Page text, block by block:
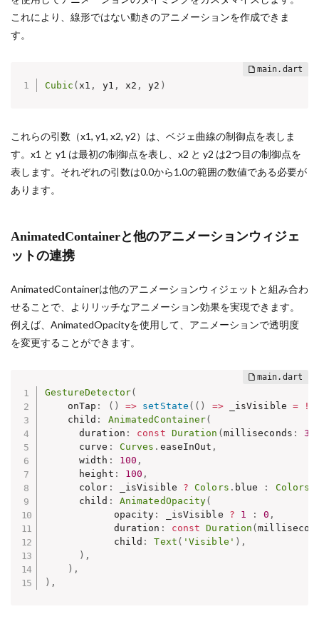
これにより、線形ではない動きのアニメーションを作成できま
す。
Cubic ( x1 , y1 , x2 , y2 )
これらの引数（x1, y1, x2, y2）は、ベジェ曲線の制御点を表しま
す。x1 と y1 は最初の制御点を表し、x2 と y2 は2つ目の制御点を
表します。それぞれの引数は0.0から1.0の範囲の数値である必要が
あります。
AnimatedContainerと他のアニメーションウィジェ
ットの連携
AnimatedContainerは他のアニメーションウィジェットと組み合わ
せることで、よりリッチなアニメーション効果を実現できます。
例えば、AnimatedOpacityを使用して、アニメーションで透明度
を変更することができます。
GestureDetector(
    onTap
: ( ) => setState ( ( ) => _isVisible = !
    child
: AnimatedContainer(
      duration
: const Duration ( milliseconds :
      curve
: Curves . easeInOut ,
      width
: 100 ,
      height
: 100 ,
      color
: _isVisible ? Colors . blue : Colors
      child
: AnimatedOpacity(
            opacity
: _isVisible ? 1 : 0 ,
            duration
: const Duration (
            child
: Text ( 'Visible' ) ,
) ,
) ,
) ,